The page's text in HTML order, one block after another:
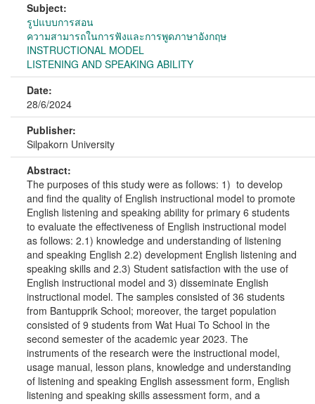
Subject:
รูปแบบการสอน
ความสามารถในการฟังและการพูดภาษาอังกฤษ
INSTRUCTIONAL MODEL
LISTENING AND SPEAKING ABILITY
Date:
28/6/2024
Publisher:
Silpakorn University
Abstract:
The purposes of this study were as follows: 1) to develop
and find the quality of English instructional model to promote
English listening and speaking ability for primary 6 students
to evaluate the effectiveness of English instructional model
as follows: 2.1) knowledge and understanding of listening
and speaking English 2.2) development English listening and
speaking skills and 2.3) Student satisfaction with the use of
English instructional model and 3) disseminate English
instructional model. The samples consisted of 36 students
from Bantupprik School; moreover, the target population
consisted of 9 students from Wat Huai To School in the
second semester of the academic year 2023. The
instruments of the research were the instructional model,
usage manual, lesson plans, knowledge and understanding
of listening and speaking English assessment form, English
listening and speaking skills assessment form, and a